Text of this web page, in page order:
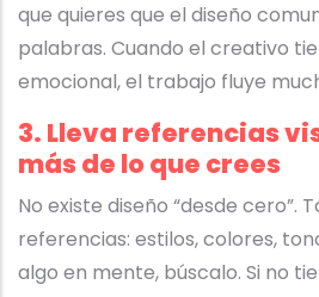
que quieres que el diseño
palabras. Cuando el creativo
emocional, el trabajo fluye
3. Lleva referencias
más de lo que crees
No existe diseño “desde cero”.
referencias: estilos, colores,
algo en mente, búscalo. Si no